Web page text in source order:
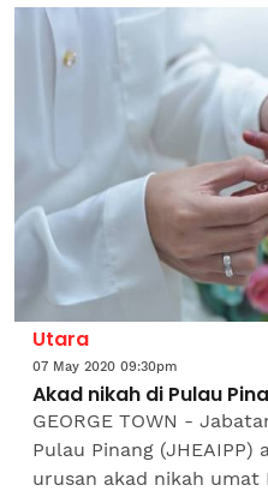
pengenalan diri yang
Utara
07 May 2020 09:30pm
Akad nikah di Pulau
GEORGE TOWN -
Pulau Pinang (JHEAIPP)
urusan akad nikah umat